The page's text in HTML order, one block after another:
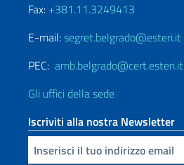
Fax: +381.11.3249413
E-mail:segret.belgrado@esteri.it
PEC: amb.belgrado@cert.esteri.it
Gli uffici della sede
Iscriviti alla nostra Newsletter
Inserisci la tua email